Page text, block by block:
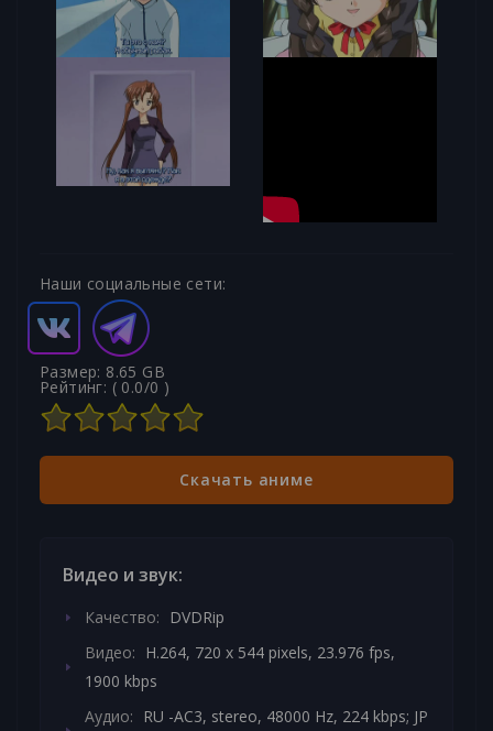
Наши социальные сети:
Размер: 8.65 GB
Рейтинг: ( 0.0/0 )
Скачать аниме
Видео и звук:
Качество:
DVDRip
Видео:
H.264, 720 x 544 pixels, 23.976 fps,
1900 kbps
Аудио:
RU -AC3, stereo, 48000 Hz, 224 kbps; JP